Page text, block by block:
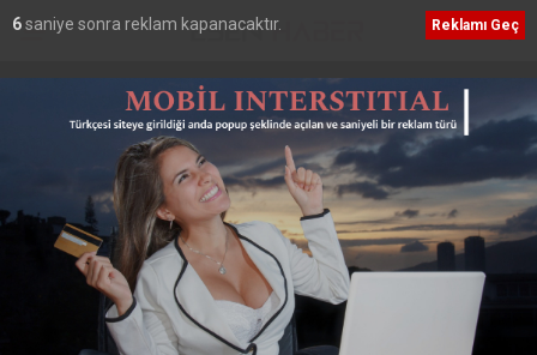
Etiket:Basketbol
5saniye sonra reklam kapanacaktır. Reklamı Geç